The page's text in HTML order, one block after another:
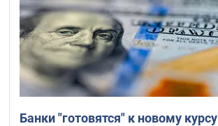
Банки "готовятся" к новому курсу